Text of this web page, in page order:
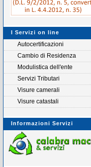
I Servizi on line
Autocertificazioni
Cambio di Residenza
Modulistica dell'ente
Servizi Tributari
Visure camerali
Visure catastali
Informazioni Servizi